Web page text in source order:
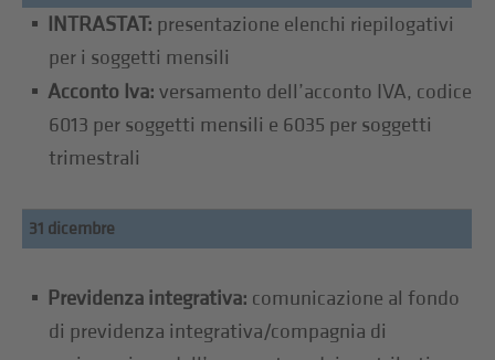
INTRASTAT: presentazione elenchi riepilogativi
per i soggetti mensili
Acconto Iva:versamento dell’acconto IVA, codice
6013 per soggetti mensili e 6035 per soggetti
trimestrali
31 dicembre
Previdenza integrativa: comunicazione al fondo
di previdenza integrativa/compagnia di